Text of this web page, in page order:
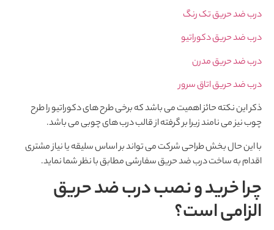
درب ضد حریق تک رنگ
درب ضد حریق دکوراتیو
درب ضد حریق مدرن
درب ضد حریق اتاق سرور
ذکر این نکته حائز اهمیت می باشد که برخی طرح های دکوراتیو را طرح
چوب نیز می نامند زیرا بر گرفته از قالب درب های چوبی می باشد.
با این حال بخش طراحی شرکت می تواند بر اساس سلیقه یا نیاز مشتری
اقدام به ساخت درب ضد حریق سفارشی مطابق با نظر شما نماید.
چرا خرید و نصب درب ضد حریق
الزامی است؟